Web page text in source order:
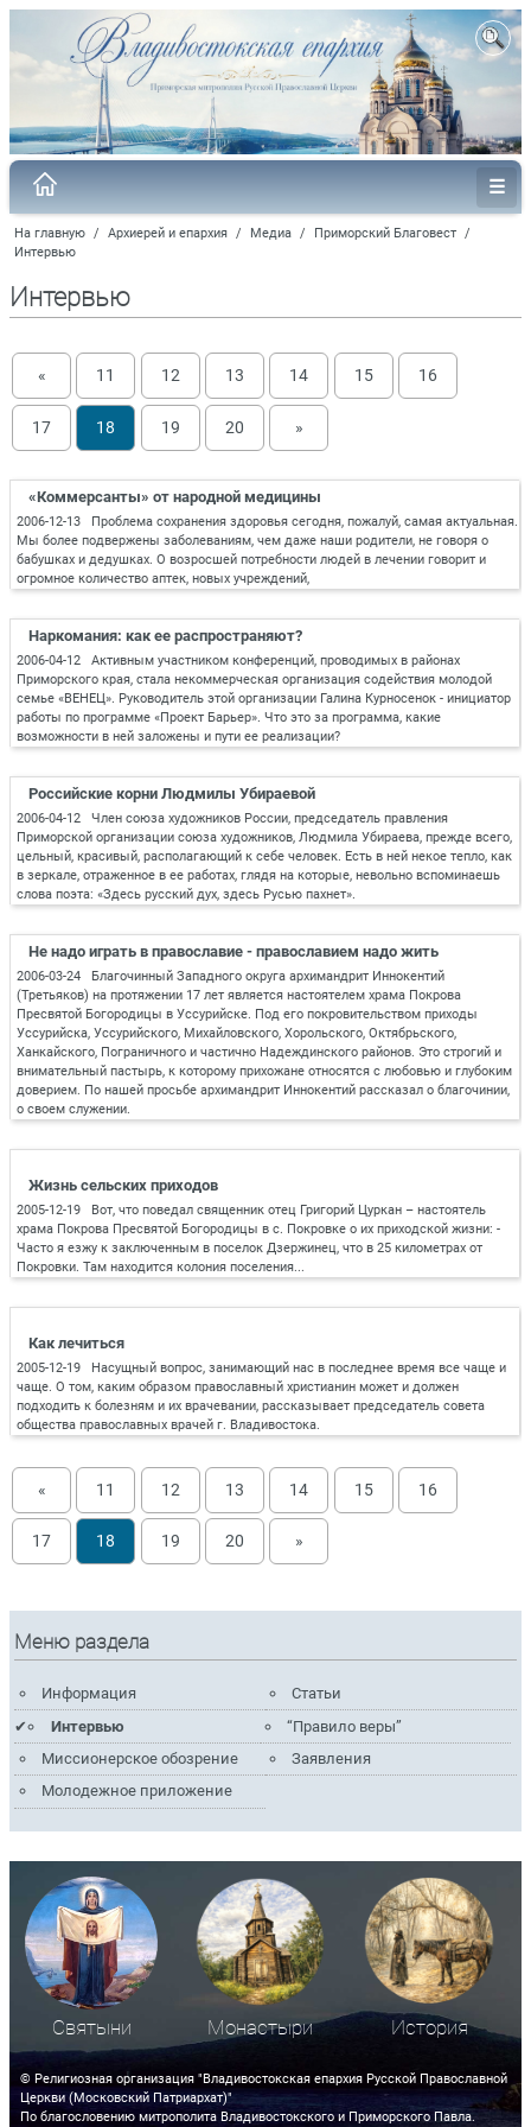
На главную / Архиерей и епархия / Медиа / Приморский Благовест /
Интервью
Интервью
« 11 12 13 14 15 16
17 18 19 20 »
«Коммерсанты» от народной медицины
2006-12-13 Проблема сохранения здоровья сегодня, пожалуй, самая актуальная.
Мы более подвержены заболеваниям, чем даже наши родители, не говоря о
бабушках и дедушках. О возросшей потребности людей в лечении говорит и
огромное количество аптек, новых учреждений,
Наркомания: как ее распространяют?
2006-04-12 Активным участником конференций, проводимых в районах
Приморского края, стала некоммерческая организация содействия молодой
семье «ВЕНЕЦ». Руководитель этой организации Галина Курносенок - инициатор
работы по программе «Проект Барьер». Что это за программа, какие
возможности в ней заложены и пути ее реализации?
Российские корни Людмилы Убираевой
2006-04-12 Член союза художников России, председатель правления
Приморской организации союза художников, Людмила Убираева, прежде всего,
цельный, красивый, располагающий к себе человек. Есть в ней некое тепло, как
в зеркале, отраженное в ее работах, глядя на которые, невольно вспоминаешь
слова поэта: «Здесь русский дух, здесь Русью пахнет».
Не надо играть в православие - православием надо жить
2006-03-24 Благочинный Западного округа архимандрит Иннокентий
(Третьяков) на протяжении 17 лет является настоятелем храма Покрова
Пресвятой Богородицы в Уссурийске. Под его покровительством приходы
Уссурийска, Уссурийского, Михайловского, Хорольского, Октябрьского,
Ханкайского, Пограничного и частично Надеждинского районов. Это строгий и
внимательный пастырь, к которому прихожане относятся с любовью и глубоким
доверием. По нашей просьбе архимандрит Иннокентий рассказал о благочинии,
о своем служении.
Жизнь сельских приходов
2005-12-19 Вот, что поведал священник отец Григорий Цуркан – настоятель
храма Покрова Пресвятой Богородицы в с. Покровке о их приходской жизни: -
Часто я езжу к заключенным в поселок Дзержинец, что в 25 километрах от
Покровки. Там находится колония поселения...
Как лечиться
2005-12-19 Насущный вопрос, занимающий нас в последнее время все чаще и
чаще. О том, каким образом православный христианин может и должен
подходить к болезням и их врачевании, рассказывает председатель совета
общества православных врачей г. Владивостока.
« 11 12 13 14 15 16
17 18 19 20 »
Меню раздела
Информация
Статьи
Интервью
“Правило веры”
Миссионерское обозрение
Заявления
Молодежное приложение
Святыни Монастыри История
© Религиозная организация "Владивостокская епархия Русской Православной
Церкви (Московский Патриархат)"
По благословению митрополита Владивостокского и Приморского Павла.